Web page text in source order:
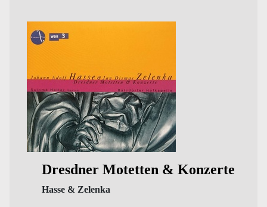
Dresdner Motetten & Konzerte
Hasse & Zelenka